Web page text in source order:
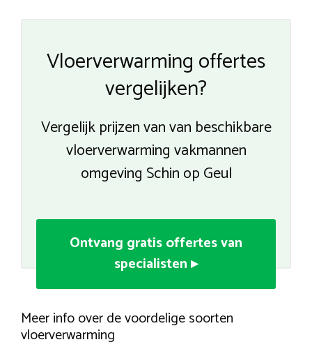
Vloerverwarming offertes
vergelijken?
Vergelijk prijzen van van beschikbare
vloerverwarming vakmannen
omgeving Schin op Geul
Ontvang gratis offertes van
specialisten ▸
Meer info over de voordelige soorten
vloerverwarming